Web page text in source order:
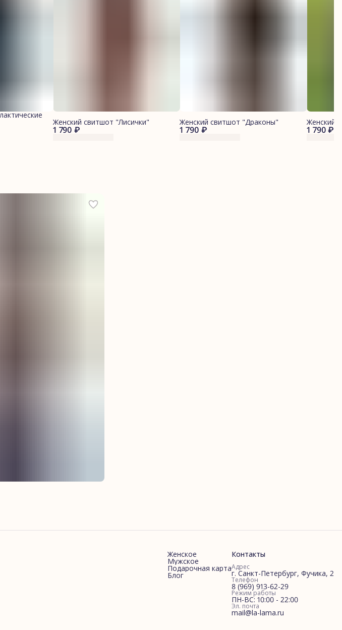
1 790 ₽
Женский свитшот "Лисички"
1 790 ₽
Женский свитшот "Драконы"
1 790 ₽
Женский
Женское
Мужское
Подарочная карта
Блог
Контакты
Адрес
г. Санкт-Петербург, Фучика, 2
Телефон
8 (969) 913-62-29
Режим работы
ПН-ВС: 10:00 - 22:00
Эл. почта
mail@la-lama.ru